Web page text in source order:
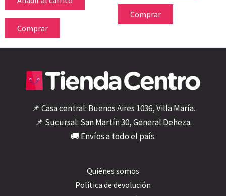
Comprar
Comprar
📌 Casa central: Buenos Aires 1036, Villa María.
📌 Sucursal: San Martín 30, General Deheza.
🚚 Envíos a todo el país.
Quiénes somos
Política de devolución